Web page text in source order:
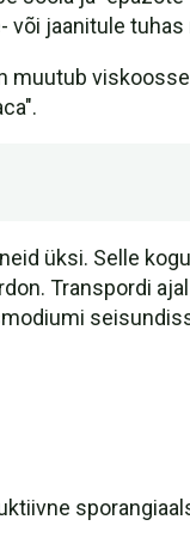
jaanitule tuhas
muutub
üksi. Selle
Transpordi